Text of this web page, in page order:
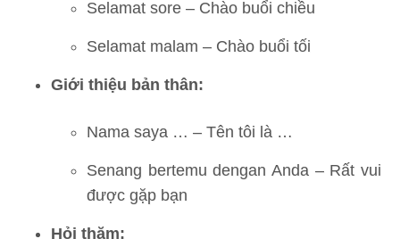
Selamat sore – Chào buổi chiều
Selamat malam – Chào buổi tối
Giới thiệu bản thân:
Nama saya … – Tên tôi là …
Senang bertemu dengan Anda – Rất vui
được gặp bạn
Hỏi thăm: